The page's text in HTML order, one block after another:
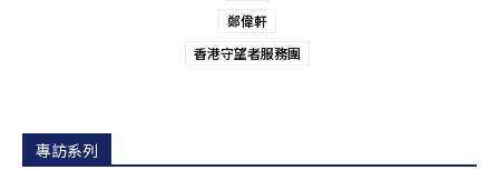
鄭偉軒
香港守望者服務團
專訪系列